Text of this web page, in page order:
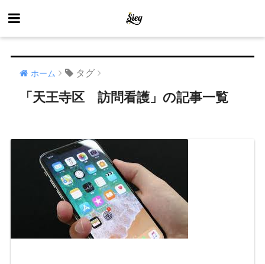
ホーム タグ
「天王寺区 訪問看護」の記事一覧